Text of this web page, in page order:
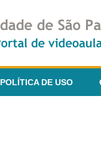
POLÍTICA DE USO